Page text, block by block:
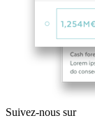
Suivez-nous sur